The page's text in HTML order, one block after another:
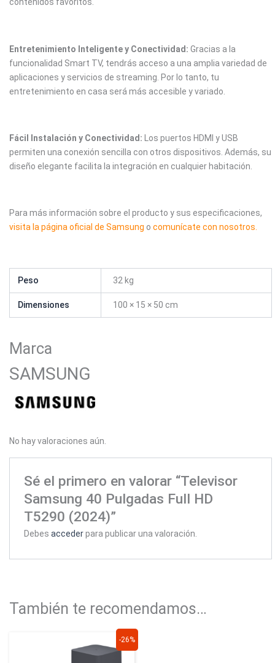
contenidos favoritos.
Entretenimiento Inteligente y Conectividad: Gracias a la
funcionalidad Smart TV, tendrás acceso a una amplia variedad de
aplicaciones y servicios de streaming. Por lo tanto, tu
entretenimiento en casa será más accesible y variado.
Fácil Instalación y Conectividad: Los puertos HDMI y USB
permiten una conexión sencilla con otros dispositivos. Además, su
diseño elegante facilita la integración en cualquier habitación.
Para más información sobre el producto y sus especificaciones,
visita la página oficial de Samsung o comunícate con nosotros.
Peso 32 kg
Dimensiones 100 × 15 × 50 cm
Marca
SAMSUNG
No hay valoraciones aún.
Sé el primero en valorar “Televisor
Samsung 40 Pulgadas Full HD
T5290 (2024)”
Debesaccederpara publicar una valoración.
También te recomendamos…
-26%
precio
precio
actual